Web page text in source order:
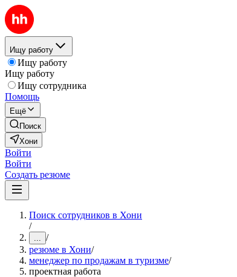
Ищу работу
Ищу работу
Ищу работу
Ищу сотрудника
Помощь
Ещё
Поиск
Хони
Войти
Войти
Создать резюме
Поиск сотрудников в Хони
/
... /
резюме в Хони/
менеджер по продажам в туризме/
проектная работа